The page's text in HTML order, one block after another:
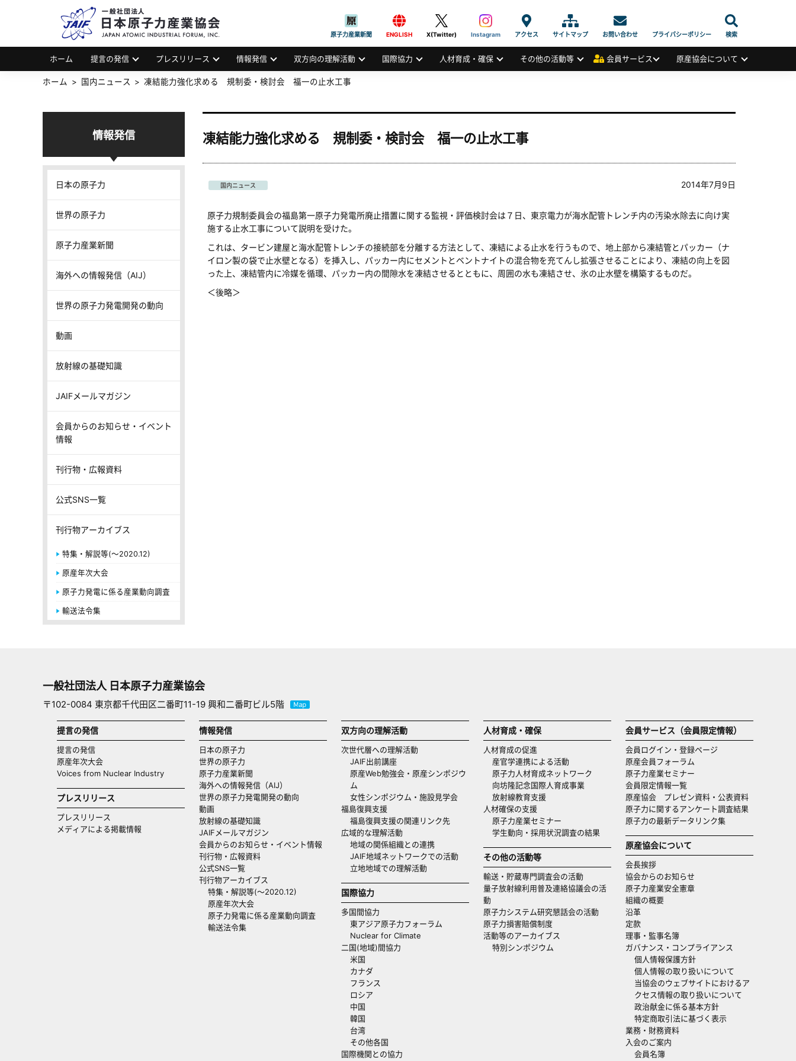
JAPAN ATOMIC INDUSTRIAL FORUM, INC.
原子力産業新聞 ENGLISH X(Twitter) Instagram アクセス サイトマップ お問い合わせ プライバシーポリシー 検索
ホーム 提言の発信 プレスリリース 情報発信 双方向の理解活動 国際協力 人材育成・確保 その他の活動等 会員サービス 原産協会について
ホーム 国内ニュース 凍結能力強化求める 規制委・検討会 福一の止水工事
凍結能力強化求める 規制委・検討会 福一の止水工事
国内ニュース 2014年7月9日
原子力規制委員会の福島第一原子力発電所廃止措置に関する監視・評価検討会は７日、東京電力が海水配管トレンチ内の汚染水除去に向け実
施する止水工事について説明を受けた。
これは、タービン建屋と海水配管トレンチの接続部を分離する方法として、凍結による止水を行うもので、地上部から凍結管とパッカー（ナ
イロン製の袋で止水壁となる）を挿入し、パッカー内にセメントとベントナイトの混合物を充てんし拡張させることにより、凍結の向上を図
った上、凍結管内に冷媒を循環、パッカー内の間隙水を凍結させるとともに、周囲の水も凍結させ、氷の止水壁を構築するものだ。
＜後略＞
情報発信
日本の原子力
世界の原子力
原子力産業新聞
海外への情報発信（AIJ）
世界の原子力発電開発の動向
動画
放射線の基礎知識
JAIFメールマガジン
会員からのお知らせ・イベント
情報
刊行物・広報資料
公式SNS一覧
刊行物アーカイブス
特集・解説等(～2020.12)
原産年次大会
原子力発電に係る産業動向調査
輸送法令集
一般社団法人 日本原子力産業協会
〒102-0084 東京都千代田区二番町11-19 興和二番町ビル5階
提言の発信
提言の発信
原産年次大会
Voices from Nuclear Industry
プレスリリース
プレスリリース
メディアによる掲載情報
情報発信
日本の原子力
世界の原子力
原子力産業新聞
海外への情報発信（AIJ）
世界の原子力発電開発の動向
動画
放射線の基礎知識
JAIFメールマガジン
会員からのお知らせ・イベント情報
刊行物・広報資料
公式SNS一覧
刊行物アーカイブス
特集・解説等(～2020.12)
原産年次大会
原子力発電に係る産業動向調査
輸送法令集
双方向の理解活動
次世代層への理解活動
JAIF出前講座
原産Web勉強会・原産シンポジウ
ム
女性シンポジウム・施設見学会
福島復興支援
福島復興支援の関連リンク先
広域的な理解活動
地域の関係組織との連携
JAIF地域ネットワークでの活動
立地地域での理解活動
国際協力
多国間協力
東アジア原子力フォーラム
Nuclear for Climate
二国(地域)間協力
米国
カナダ
フランス
ロシア
中国
韓国
台湾
その他各国
国際機関との協力
人材育成・確保
人材育成の促進
産官学連携による活動
原子力人材育成ネットワーク
向坊隆記念国際人育成事業
放射線教育支援
人材確保の支援
原子力産業セミナー
学生動向・採用状況調査の結果
その他の活動等
輸送・貯蔵専門調査会の活動
量子放射線利用普及連絡協議会の活
動
原子力システム研究懇話会の活動
原子力損害賠償制度
活動等のアーカイブス
特別シンポジウム
会員サービス（会員限定情報）
会員ログイン・登録ページ
原産会員フォーラム
原子力産業セミナー
会員限定情報一覧
原産協会 プレゼン資料・公表資料
原子力に関するアンケート調査結果
原子力の最新データリンク集
原産協会について
会長挨拶
協会からのお知らせ
原子力産業安全憲章
組織の概要
沿革
定款
理事・監事名簿
ガバナンス・コンプライアンス
個人情報保護方針
個人情報の取り扱いについて
当協会のウェブサイトにおけるア
クセス情報の取り扱いについて
政治献金に係る基本方針
特定商取引法に基づく表示
業務・財務資料
入会のご案内
会員名簿